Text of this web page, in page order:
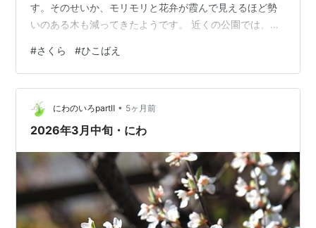
す。そのせいか、モリモリと花弁が霞んで見えるほど勢
いのある木も減ってきたようです。 近くの公園では、ひ
なり見かけます。 時々、老木が幹から直接花をつけてい
ることがあります。 まだ満開にもなっていないのに、花
が落ちていました。スズメやヒヨドリは桜の根元を食い
ちぎって蜜を吸うそうです。盗蜜というらしいです。 今
日は桜を見るために、いつもとは違う時間帯に違うルー
#さくら #ひこばえ
にわのいろpartⅡ • 5ヶ月前
2026年3月中旬・にわ